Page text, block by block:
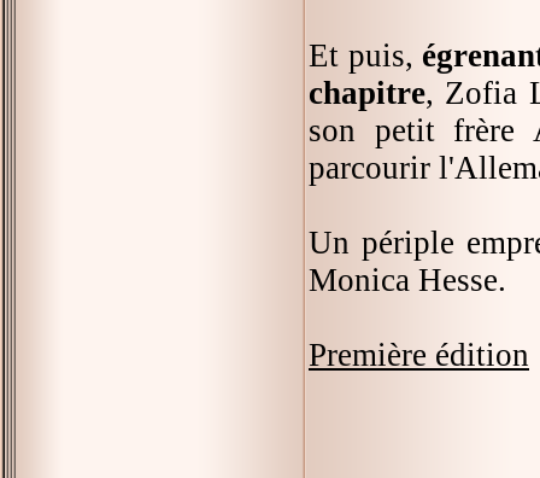
Et puis,
chapitre, Zofia
son petit frère
parcourir
Un périple
Monica Hesse.
Première édition